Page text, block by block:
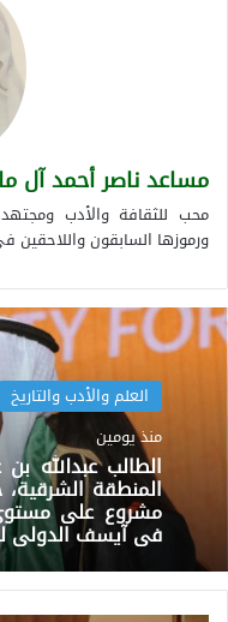
مساعد ناصر أحمد آل
محب للثقافة والأدب
ورموزها السابقون واللاحقين
العلم والأدب والتاريخ
منذ يومين
الطالب عبدالله
المنطقة
في آيسف الدولي لعام